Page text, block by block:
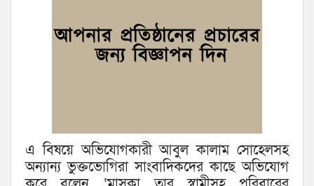
এ বিষয়ে অভিযোগকারী আবুল কালাম সোহেলসহ
অন্যান্য ভুক্তভোগিরা সাংবাদিকদের কাছে অভিযোগ